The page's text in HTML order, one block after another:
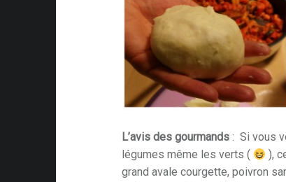
L’avis des gourmands : Si vous
légumes même les verts (
),
grand avale courgette, poivron